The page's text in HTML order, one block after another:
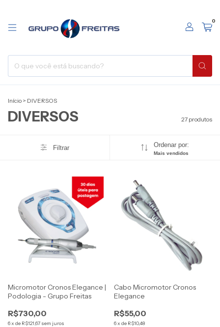
0
Início > DIVERSOS
DIVERSOS 27 produtos
Filtrar Ordenar por:
Mais vendidos
Micromotor Cronos Elegance |
Podologia - Grupo Freitas
R$730,00
6x de R$121,67 sem juros
Cabo Micromotor Cronos
Elegance
R$55,00
6x de R$10,48